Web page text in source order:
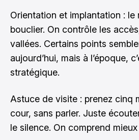
Orientation et implantation : le
bouclier. On contrôle les
vallées. Certains points
aujourd’hui, mais à l’époque,
stratégique.
Astuce de visite : prenez cinq
cour, sans parler. Juste
le silence. On comprend mieux